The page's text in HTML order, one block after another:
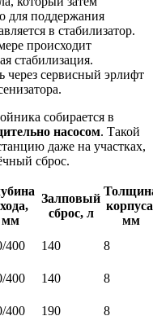
для поддержания
в стабилизатор.
происходит
стабилизация.
сервисный эрлифт
собирается в
насосом. Такой
даже на участках,
сброс.
мм
Залповый
сброс, л
мм
400 140
8
400 140
8
400 190 8